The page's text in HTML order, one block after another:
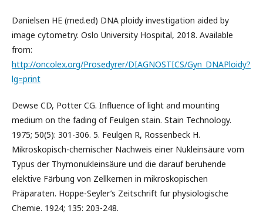
Danielsen HE (med.ed) DNA ploidy investigation aided by
image cytometry. Oslo University Hospital, 2018. Available
from:
http://oncolex.org/Prosedyrer/DIAGNOSTICS/Gyn_DNAPloidy?
lg=print
Dewse CD, Potter CG. Influence of light and mounting
medium on the fading of Feulgen stain. Stain Technology.
1975; 50(5): 301-306. 5. Feulgen R, Rossenbeck H.
Mikroskopisch-chemischer Nachweis einer Nukleinsäure vom
Typus der Thymonukleinsäure und die darauf beruhende
elektive Färbung von Zellkernen in mikroskopischen
Präparaten. Hoppe-Seyler’s Zeitschrift fur physiologische
Chemie. 1924; 135: 203-248.